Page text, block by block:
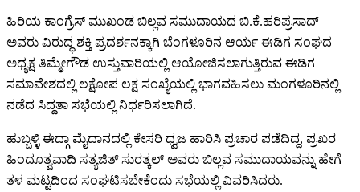
ಹಿರಿಯ ಕಾಂಗ್ರೆಸ್ ಮುಖಂಡ ಬಿಲ್ಲವ ಸಮುದಾಯದ ಬಿ.ಕೆ.ಹರಿಪ್ರಸಾದ್
ಅವರು ವಿರುದ್ಧ ಶಕ್ತಿ ಪ್ರದರ್ಶನಕ್ಕಾಗಿ ಬೆಂಗಳೂರಿನ ಆರ್ಯ ಈಡಿಗ ಸಂಘದ
ಅಧ್ಯಕ್ಷ ತಿಮ್ಮೇಗೌಡ ಉಸ್ತುವಾರಿಯಲ್ಲಿ ಆಯೋಜಿಸಲಾಗುತ್ತಿರುವ ಈಡಿಗ
ಸಮಾವೇಶದಲ್ಲಿ ಲಕ್ಷೋಪ ಲಕ್ಷ ಸಂಖ್ಯೆಯಲ್ಲಿ ಭಾಗವಹಿಸಲು ಮಂಗಳೂರಿನಲ್ಲಿ
ನಡೆದ ಸಿದ್ದತಾ ಸಭೆಯಲ್ಲಿ ನಿರ್ಧರಿಸಲಾಗಿದೆ.
ಹುಬ್ಬಳ್ಳಿ ಈದ್ಗಾ ಮೈದಾನದಲ್ಲಿ ಕೇಸರಿ ಧ್ವಜ ಹಾರಿಸಿ ಪ್ರಚಾರ ಪಡೆದಿದ್ದ, ಪ್ರಖರ
ಹಿಂದೂತ್ವವಾದಿ ಸತ್ಯಜಿತ್ ಸುರತ್ಕಲ್ ಅವರು ಬಿಲ್ಲವ ಸಮುದಾಯವನ್ನು ಹೇಗೆ
ತಳ ಮಟ್ಟದಿಂದ ಸಂಘಟಿಸಬೇಕೆಂದು ಸಭೆಯಲ್ಲಿ ವಿವರಿಸಿದರು.